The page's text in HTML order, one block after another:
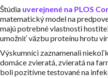
Štúdia uverejnené na PLOS
matematický model na
majú potrebné vlastnosti
umožniť väzbu proteínu hrotu
Výskumníci zaznamenali
domáce zvieratá, zvieratá na
boli pozitívne testované na